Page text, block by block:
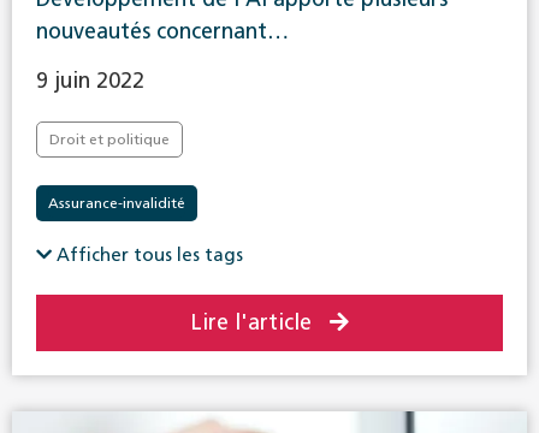
nouveautés concernant…
9 juin 2022
Droit et politique
Assurance-invalidité
Afficher tous les tags
Lire l'article